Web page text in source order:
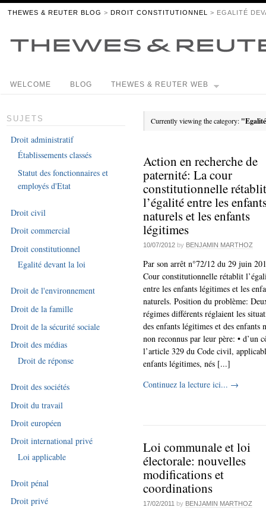
THEWES & REUTER BLOG > DROIT CONSTITUTIONNEL > EGALITÉ
WELCOME BLOG THEWES & REUTER WEB
Currently viewing the category:
Action en recherche de
paternité: La cour
constitutionnelle rétablit
l’égalité entre les
naturels et les enfants
légitimes
10/07/2012 by BENJAMIN MARTHOZ
Par son arrêt n°72/12 du 29 juin
Cour constitutionnelle rétablit
entre les enfants légitimes et les
naturels. Position du problème:
régimes différents réglaient les
des enfants légitimes et des enfants
non reconnus par leur père: • d’un
l’article 329 du Code civil,
enfants légitimes, nés [...]
Continuez la lecture ici... →
Loi communale et loi
électorale: nouvelles
modifications et
coordinations
17/02/2011 by BENJAMIN MARTHOZ
SUJETS
Droit administratif
Établissements classés
Statut des fonctionnaires et
employés d'Etat
Droit civil
Droit commercial
Droit constitutionnel
Egalité devant la loi
Droit de l'environnement
Droit de la famille
Droit de la sécurité sociale
Droit des médias
Droit de réponse
Droit des sociétés
Droit du travail
Droit européen
Droit international privé
Loi applicable
Droit pénal
Droit privé